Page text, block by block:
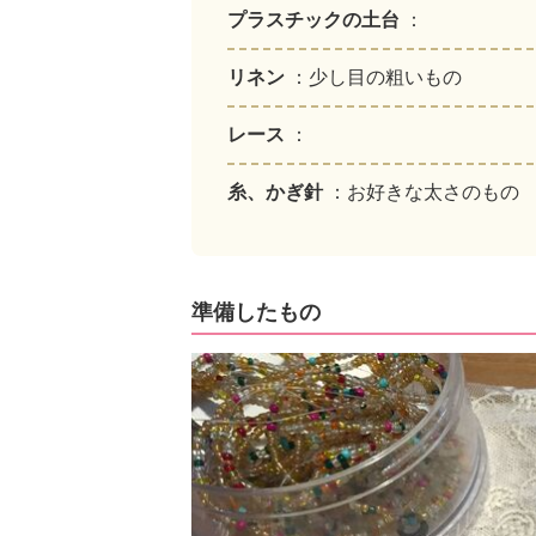
プラスチックの土台 ：
リネン ：少し目の粗いもの
レース ：
糸、かぎ針 ：お好きな太さのもの
準備したもの